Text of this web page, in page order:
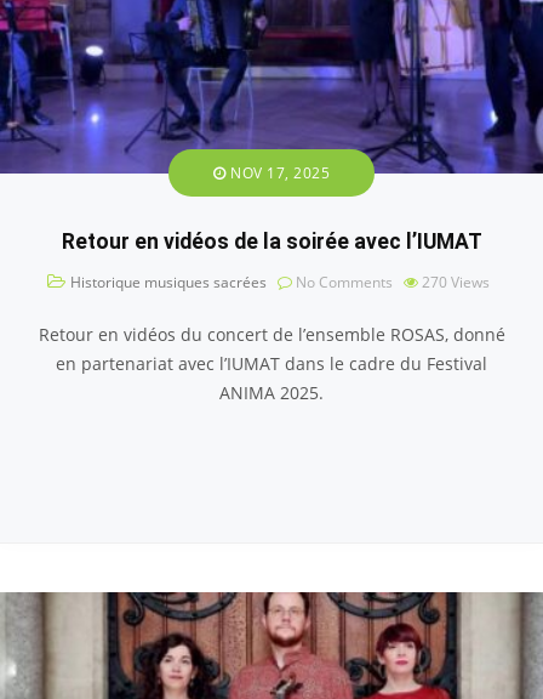
NOV 17, 2025
Retour en vidéos de la soirée avec l’IUMAT
Historique musiques sacrées No Comments 270 Views
Retour en vidéos du concert de l’ensemble ROSAS, donné
en partenariat avec l’IUMAT dans le cadre du Festival
ANIMA 2025.